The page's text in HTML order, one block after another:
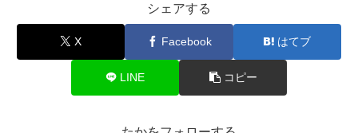
シェアする
X Facebook はてブ
LINE コピー